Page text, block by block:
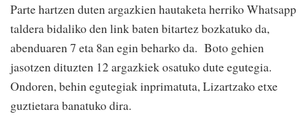
Parte hartzen duten argazkien hautaketa herriko Whatsapp
taldera bidaliko den link baten bitartez bozkatuko da,
abenduaren 7 eta 8an egin beharko da. Boto gehien
jasotzen dituzten 12 argazkiek osatuko dute egutegia.
Ondoren, behin egutegiak inprimatuta, Lizartzako etxe
guztietara banatuko dira.